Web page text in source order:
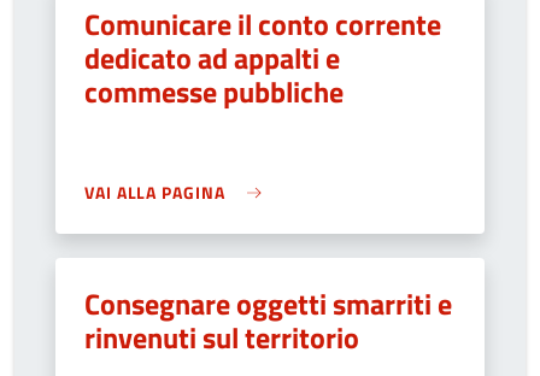
Comunicare il conto corrente
dedicato ad appalti e
commesse pubbliche
VAI ALLA PAGINA
Consegnare oggetti smarriti e
rinvenuti sul territorio